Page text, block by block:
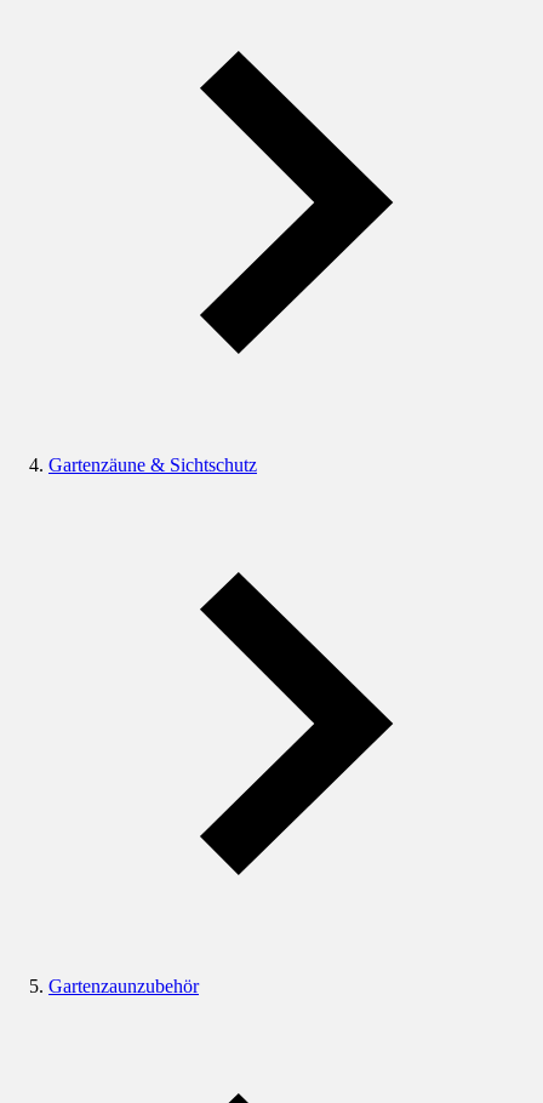
Gartenzäune & Sichtschutz
Gartenzaunzubehör